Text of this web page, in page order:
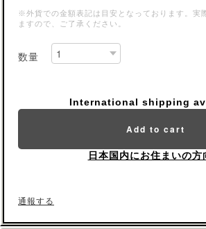
※外貨での金額表記は目安となっております。実
ますので、ご了承ください。
数量
International shipping
Add to cart
日本国内にお住まいの方
通報する